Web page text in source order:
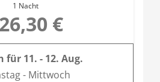
1 Nacht
€
für 11. - 12. Aug.
- Mittwoch